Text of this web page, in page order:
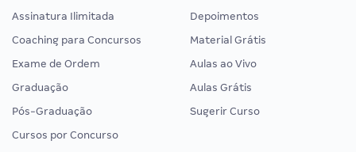
Assinatura Ilimitada
Coaching para Concursos
Exame de Ordem
Graduação
Pós-Graduação
Cursos por Concurso
Depoimentos
Material Grátis
Aulas ao Vivo
Aulas Grátis
Sugerir Curso